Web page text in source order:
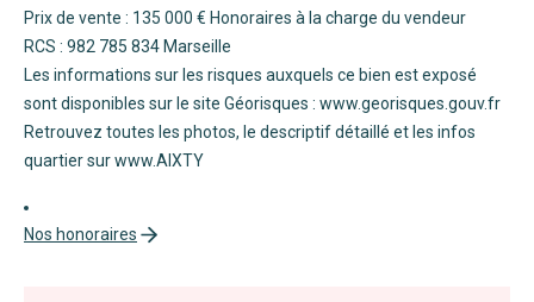
Prix de vente : 135 000 € Honoraires à la charge du vendeur
RCS : 982 785 834 Marseille
Les informations sur les risques auxquels ce bien est exposé
sont disponibles sur le site Géorisques : www.georisques.gouv.fr
Retrouvez toutes les photos, le descriptif détaillé et les infos
quartier sur www.AIXTY
Nos honoraires